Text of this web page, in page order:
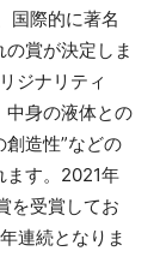
国際的に著名
賞が決定しま
ジナリティ
中身の液体との
造性”などの
ます。2021年
を受賞してお
連続となりま